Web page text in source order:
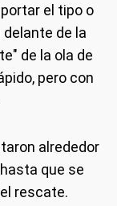
el tipo o
de la
de la ola de
pero con
alrededor
que se
rescate.